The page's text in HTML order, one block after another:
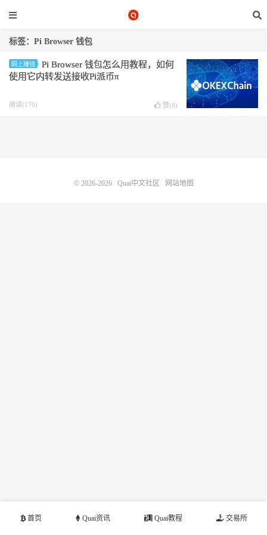
标签：Pi Browser 钱包
网上赚钱
Pi Browser 钱包怎么用教程，如何
使用它内转发送接收Pi派币π
阅读(170) 赞(8)
首页 Quai资讯 Quai教程 交易所
© 2026-2026 Quai中文社区 网站地图